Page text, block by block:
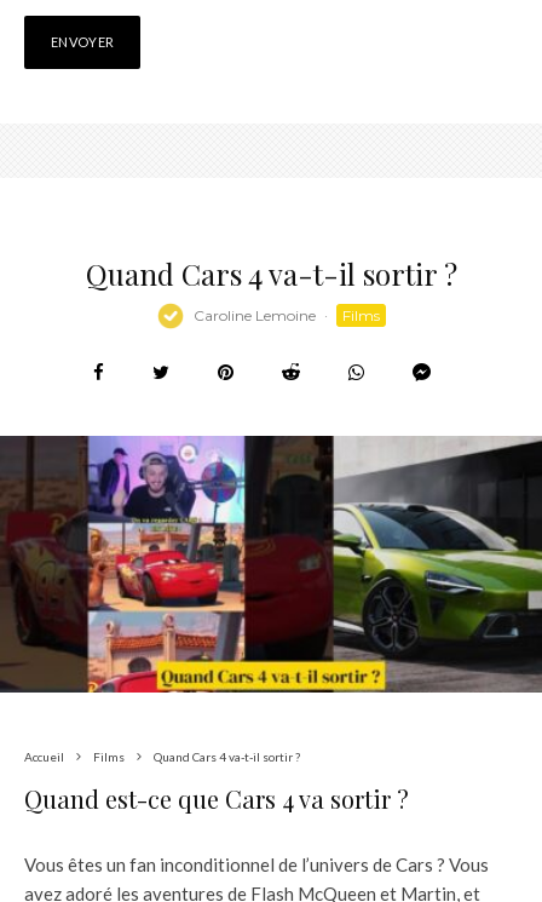
Quand Cars 4 va-t-il sortir ?
Caroline Lemoine · Films
Accueil Films Quand Cars 4 va-t-il sortir ?
Quand est-ce que Cars 4 va sortir ?
Vous êtes un fan inconditionnel de l’univers de Cars ? Vous
avez adoré les aventures de Flash McQueen et Martin, et